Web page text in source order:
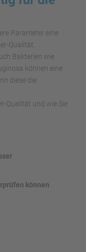
Parameter eine
Qualität.
Bakterien wie
können eine
diese die
Qualität und wie Sie
können